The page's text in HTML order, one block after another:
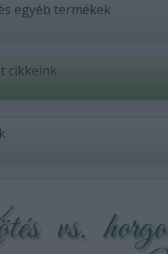
egyéb termékek
cikkeink
vs.